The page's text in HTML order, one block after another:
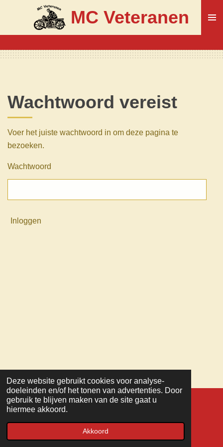
Deze website gebruikt cookies voor analyse-
doeleinden en/of het tonen van advertenties. Door
gebruik te blijven maken van de site gaat u
hiermee akkoord.
Akkoord
naar
de
MC Veteranen
Wachtwoord vereist
Voer het juiste wachtwoord in om deze pagina te
bezoeken.
Wachtwoord
Inloggen
TOP